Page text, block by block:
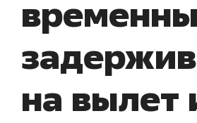
на вылет